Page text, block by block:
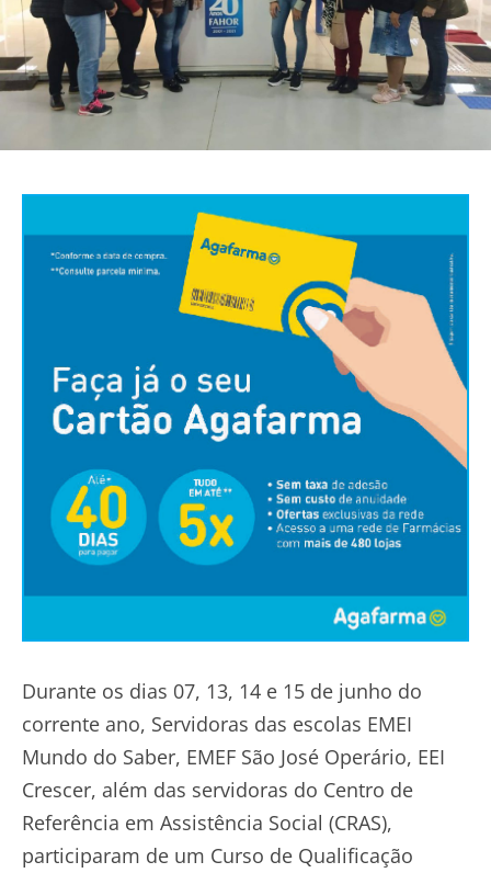
Durante os dias 07, 13, 14 e 15 de junho do
corrente ano, Servidoras das escolas EMEI
Mundo do Saber, EMEF São José Operário, EEI
Crescer, além das servidoras do Centro de
Referência em Assistência Social (CRAS),
participaram de um Curso de Qualificação